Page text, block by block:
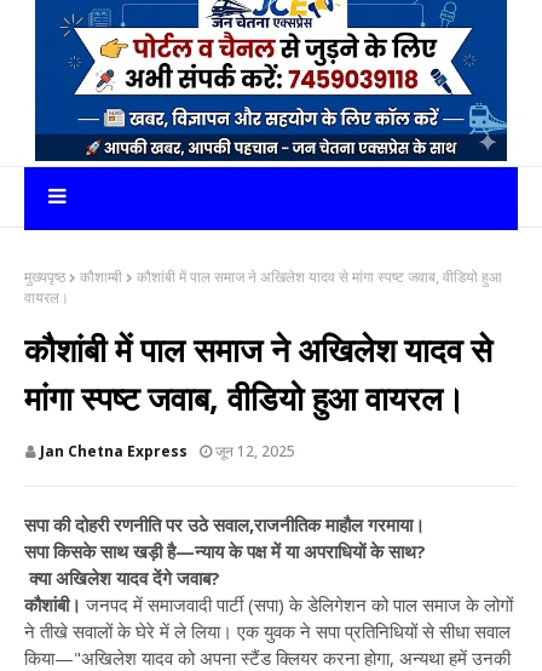
मुख्यपृष्ठ कौशाम्बी
कौशांबी में पाल समाज ने अखिलेश यादव से मांगा स्पष्ट जवाब, वीडियो हुआ
वायरल।
कौशांबी में पाल समाज ने अखिलेश यादव से
मांगा स्पष्ट जवाब, वीडियो हुआ वायरल।
Jan Chetna Express जून 12, 2025
सपा की दोहरी रणनीति पर उठे सवाल,राजनीतिक माहौल गरमाया।
सपा किसके साथ खड़ी है—न्याय के पक्ष में या अपराधियों के साथ?
क्या अखिलेश यादव देंगे जवाब?
कौशांबी।जनपद में समाजवादी पार्टी (सपा) के डेलिगेशन को पाल समाज के लोगों
ने तीखे सवालों के घेरे में ले लिया। एक युवक ने सपा प्रतिनिधियों से सीधा सवाल
किया—"अखिलेश यादव को अपना स्टैंड क्लियर करना होगा, अन्यथा हमें उनकी